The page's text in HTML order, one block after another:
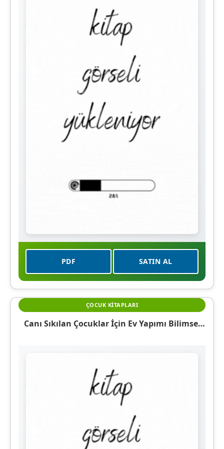
PDF SATIN AL
ÇOCUK KITAPLARI
Canı Sıkılan Çocuklar İçin Ev Yapımı Bilimsel